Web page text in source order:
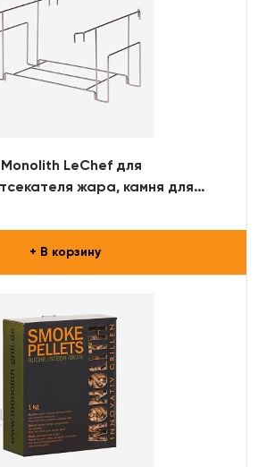
LeChef для
жара, камня для
+ В корзину